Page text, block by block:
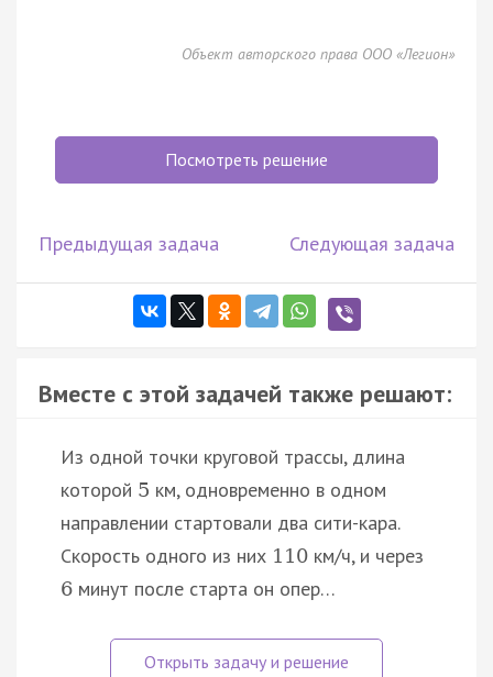
Объект авторского права ООО «Легион»
Посмотреть решение
Предыдущая задача Следующая задача
Вместе с этой задачей также решают:
Из одной точки круговой трассы, длина
которой 5 км, одновременно в одном
направлении стартовали два сити-кара.
Скорость одного из них 110 км/ч, и через
6 минут после старта он опер…